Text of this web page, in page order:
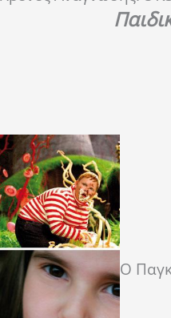
Ο